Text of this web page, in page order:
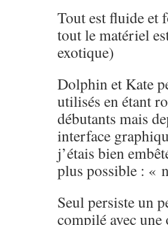
Tout est fluide et
tout le matériel
exotique)
Dolphin et Kate
utilisés en étant
débutants mais
interface
j’étais bien
plus possible : «
Seul persiste un
compilé avec